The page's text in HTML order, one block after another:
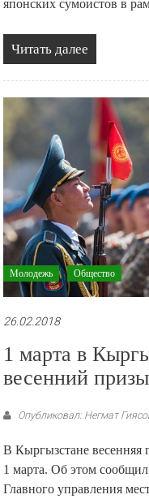
японских сумоистов в
Читать далее
Молодежь Общество
26.02.2018
1 марта в
весенний
Опубликовал: Негмат
В Кыргызстане весенняя
1 марта. Об этом
Главного управления